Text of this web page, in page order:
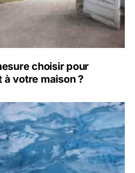
choisir pour
votre maison ?